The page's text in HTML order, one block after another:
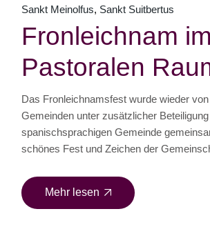
Sankt Meinolfus Sankt Suitbertus
Fronleichnam im
Pastoralen
Das Fronleichnamsfest wurde wieder
Gemeinden unter zusätzlicher
spanischsprachigen Gemeinde
schönes Fest und Zeichen der
Mehr lesen